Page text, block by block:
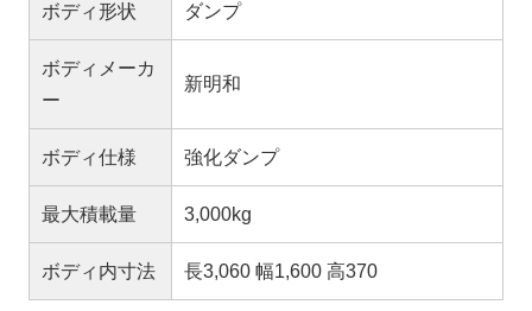
ボディ形状 ダンプ
ボディメーカ
ー
新明和
ボディ仕様 強化ダンプ
最大積載量 3,000kg
ボディ内寸法 長3,060 幅1,600 高370